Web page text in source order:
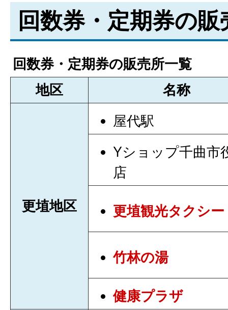
回数券・定期券の販
回数券・定期券の販売所一覧
地区
名称
更埴地区
屋代駅
Yショップ千曲市
店
更埴観光タクシー
竹林の湯
健康プラザ